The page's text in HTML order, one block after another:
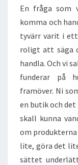
En fråga som
komma och
tyvärr varit i
roligt att säga
handla. Och vi
funderar på
framöver. Ni
en butik och
skall kunna
om
lite, göra det
sättet